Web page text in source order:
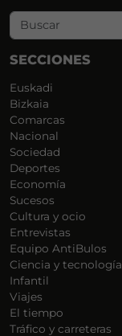
SECCIONES
Euskadi
Bizkaia
Comarcas
Nacional
Sociedad
Deportes
Economía
Sucesos
Cultura y ocio
Entrevistas
Equipo AntiBulos
Ciencia y tecnología
Infantil
Viajes
El tiempo
Tráfico y carreteras